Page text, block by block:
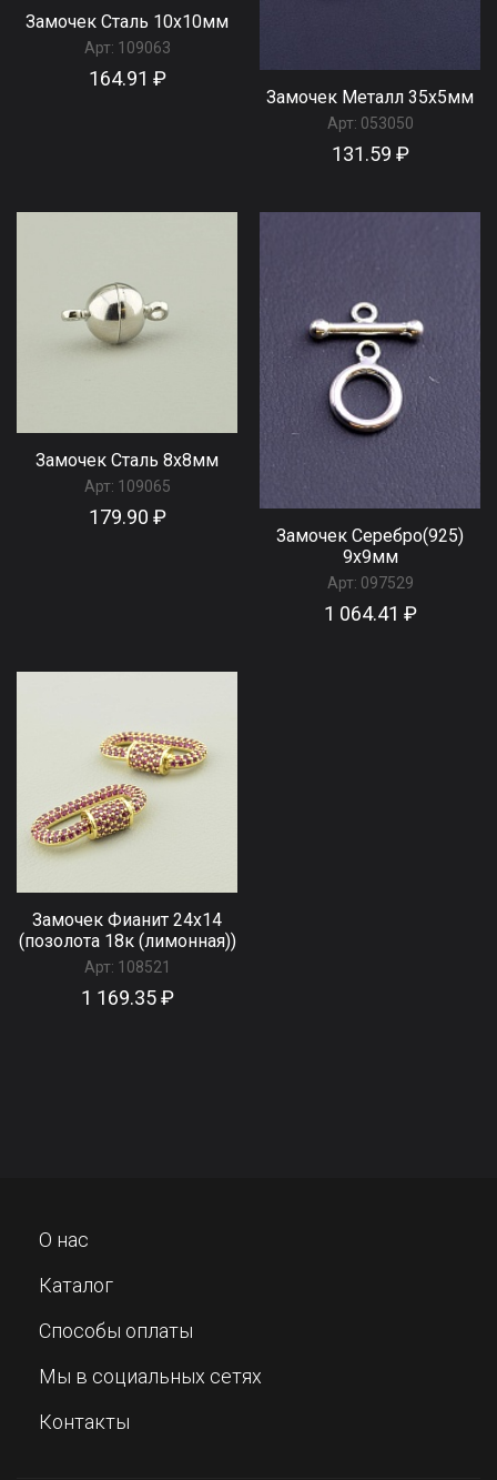
Замочек Сталь 10x10мм
Арт: 109063
164.91 ₽
Замочек Металл 35x5мм
Арт: 053050
131.59 ₽
Замочек Сталь 8x8мм
Арт: 109065
179.90 ₽
Замочек Серебро(925)
9x9мм
Арт: 097529
1 064.41 ₽
Замочек Фианит 24х14
(позолота 18к (лимонная))
Арт: 108521
1 169.35 ₽
О нас
Каталог
Способы оплаты
Мы в социальных сетях
Контакты